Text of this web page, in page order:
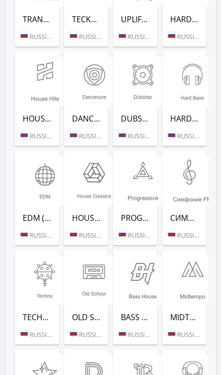
TRANCEHOUSE (РАДИО РЕКОРД)
RUSSIA (MOSCOW)
TECKTONIK (РАДИО РЕКОРД)
RUSSIA (MOSCOW)
UPLIFTING (РАДИО РЕКОРД)
RUSSIA (MOSCOW)
HARDSTYLE (РАДИО РЕКОРД)
RUSSIA (MOSCOW)
HOUSE HITS (РАДИО РЕКОРД)
RUSSIA (MOSCOW)
DANCECORE (РАДИО РЕКОРД)
RUSSIA (MOSCOW)
DUBSTEP (РАДИО РЕКОРД)
RUSSIA (MOSCOW)
HARD BASS (РАДИО РЕКОРД)
RUSSIA (MOSCOW)
EDM (РАДИО РЕКОРД)
RUSSIA (MOSCOW)
HOUSE CLASSICS (РАДИО РЕКОРД)
RUSSIA (MOSCOW)
PROGRESSIVE (РАДИО РЕКОРД)
RUSSIA (MOSCOW)
СИМФОНИЯ FM (РАДИО РЕКОРД)
RUSSIA (MOSCOW)
TECHNO (РАДИО РЕКОРД)
RUSSIA (MOSCOW)
OLD SCHOOL (РАДИО РЕКОРД)
RUSSIA (MOSCOW)
BASS HOUSE (РАДИО РЕКОРД)
RUSSIA (MOSCOW)
MIDTEMPO (РАДИО РЕКОРД)
RUSSIA (MOSCOW)